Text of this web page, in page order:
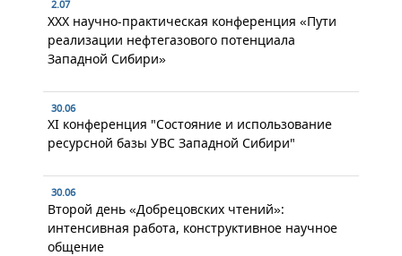
2.07
XXX научно-практическая конференция «Пути
реализации нефтегазового потенциала
Западной Сибири»
30.06
XI конференция "Состояние и использование
ресурсной базы УВС Западной Сибири"
30.06
Второй день «Добрецовских чтений»:
интенсивная работа, конструктивное научное
общение